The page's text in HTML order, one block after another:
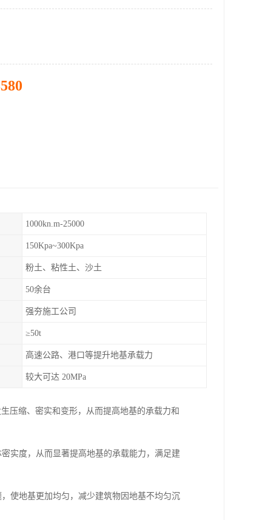
1000kn.m-25000
150Kpa~300Kpa
粉土、粘性土、沙土
50余台
强夯施工公司
≥50t
高速公路、港口等提升地基承载力
较大可达 20MPa
压缩、密实和变形，从而提高地基的承载力和
实度，从而显著提高地基的承载能力，满足建
使地基更加均匀，减少建筑物因地基不均匀沉